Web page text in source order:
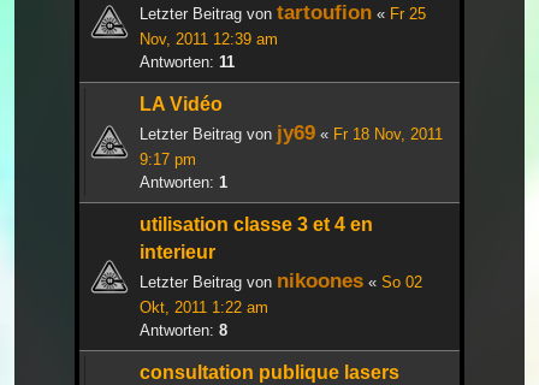
Letzter Beitrag von tartoufion « Fr 25
Nov, 2011 12:39 am
Antworten: 11
LA Vidéo
Letzter Beitrag von jy69 « Fr 18 Nov, 2011
9:17 pm
Antworten: 1
utilisation classe 3 et 4 en
interieur
Letzter Beitrag von nikoones « So 02
Okt, 2011 1:22 am
Antworten: 8
consultation publique lasers